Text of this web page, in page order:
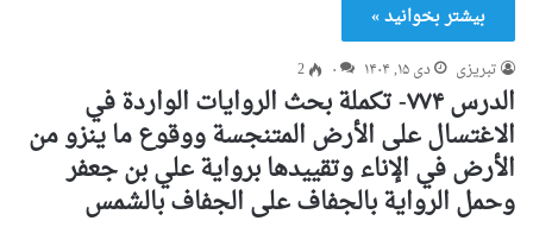
بیشتر بخوانید »
تبریزی دی ۱۵, ۱۴۰۴ ۰ 2
الدرس ۷۷۴- تكملة بحث الروايات الواردة في
الاغتسال علی الأرض المتنجسة ووقوع ما ينزو من
الأرض في الإناء وتقييدها برواية علي بن جعفر
وحمل الرواية بالجفاف علی الجفاف بالشمس